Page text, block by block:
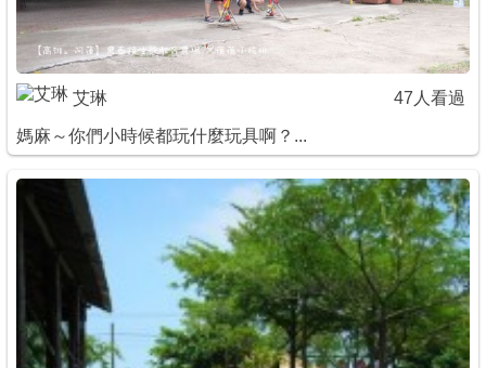
艾琳 47人看過
媽麻～你們小時候都玩什麼玩具啊？...